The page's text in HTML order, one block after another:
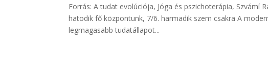
Forrás: A tudat evolúciója, Jóga és pszichoterápia, Szvámí
hatodik fő központunk, 7/6. harmadik szem csakra A
legmagasabb tudatállapot...